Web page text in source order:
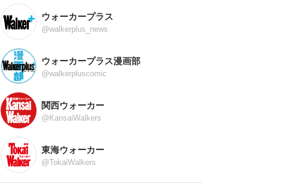
ウォーカープラス
@walkerplus_news
ウォーカープラス漫画部
@walkerpluscomic
関西ウォーカー
@KansaiWalkers
東海ウォーカー
@TokaiWalkers